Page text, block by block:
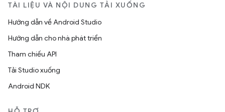
TÀI LIỆU VÀ NỘI DUNG TẢI XUỐNG
Hướng dẫn về Android Studio
Hướng dẫn cho nhà phát triển
Tham chiếu API
Tải Studio xuống
Android NDK